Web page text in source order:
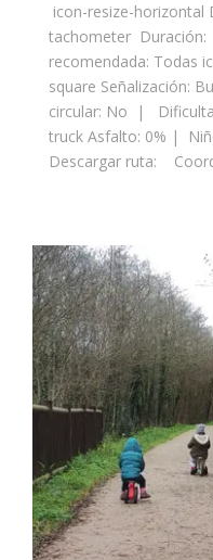
icon-resize-
tachometer
recomendada: Todas
square Señalización:
circular: No |
truck Asfalto: 0% |
Descargar ruta: